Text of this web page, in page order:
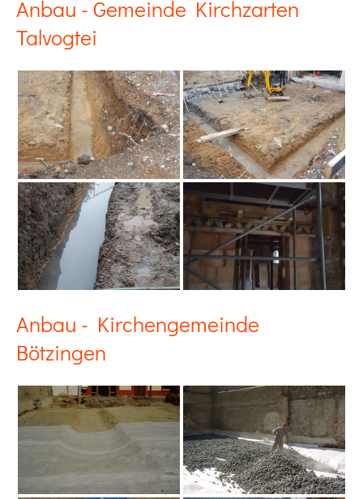
Anbau - Gemeinde Kirchzarten
Talvogtei
Anbau - Kirchengemeinde
Bötzingen